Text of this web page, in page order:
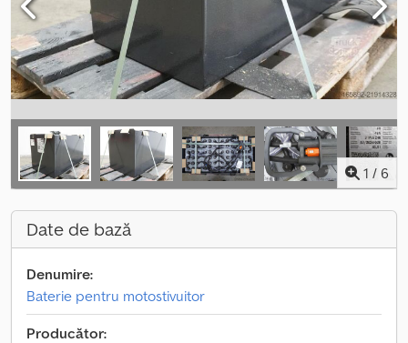
1 / 6
Date de bază
Denumire:
Baterie pentru motostivuitor
Producător: